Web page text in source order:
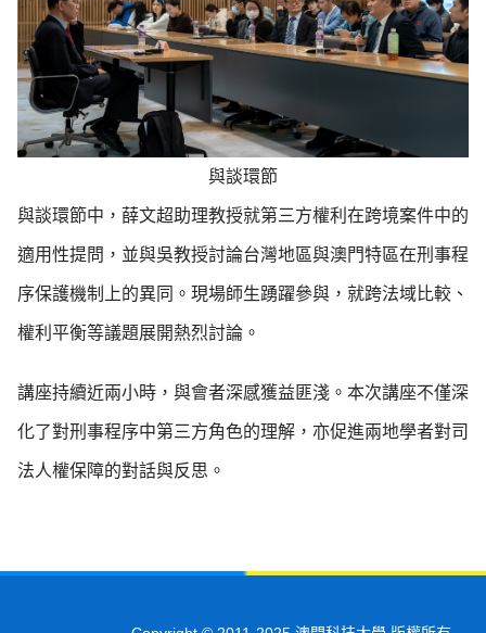
與談環節
與談環節中，薛文超助理教授就第三方權利在跨境案件中的
適用性提問，並與吳教授討論台灣地區與澳門特區在刑事程
序保護機制上的異同。現場師生踴躍參與，就跨法域比較、
權利平衡等議題展開熱烈討論。
講座持續近兩小時，與會者深感獲益匪淺。本次講座不僅深
化了對刑事程序中第三方角色的理解，亦促進兩地學者對司
法人權保障的對話與反思。